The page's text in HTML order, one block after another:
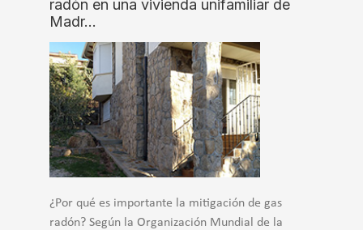
radón en una vivienda unifamiliar de
Madr…
¿Por qué es importante la mitigación de gas
radón? Según la Organización Mundial de la